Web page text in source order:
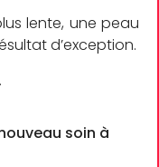
lente, une peau
d’exception.
soin à